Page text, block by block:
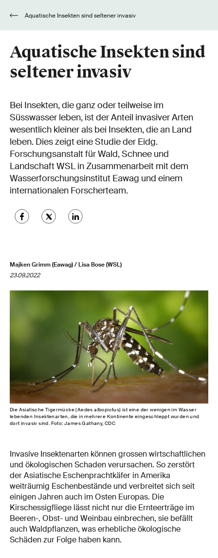
Aquatische Insekten sind seltener invasiv
Aquatische Insekten sind
seltener invasiv
Bei Insekten, die ganz oder teilweise im
Süsswasser leben, ist der Anteil invasiver Arten
wesentlich kleiner als bei Insekten, die an Land
leben. Dies zeigt eine Studie der Eidg.
Forschungsanstalt für Wald, Schnee und
Landschaft WSL in Zusammenarbeit mit dem
Wasserforschungsinstitut Eawag und einem
internationalen Forscherteam.
Majken Grimm (Eawag) / Lisa Bose (WSL)
23.09.2022
Die Asiatische Tigermücke (Aedes albopictus) ist eine der wenigen im Wasser
lebenden Insektenarten, die in mehrere Kontinente eingeschleppt wurden und
dort invasiv sind. Foto: James Gathany, CDC
Invasive Insektenarten können grossen wirtschaftlichen
und ökologischen Schaden verursachen. So zerstört
der Asiatische Eschenprachtkäfer in Amerika
weiträumig Eschenbestände und verbreitet sich seit
einigen Jahren auch im Osten Europas. Die
Kirschessigfliege lässt nicht nur die Ernteerträge im
Beeren-, Obst- und Weinbau einbrechen, sie befällt
auch Waldpflanzen, was erhebliche ökologische
Schäden zur Folge haben kann.